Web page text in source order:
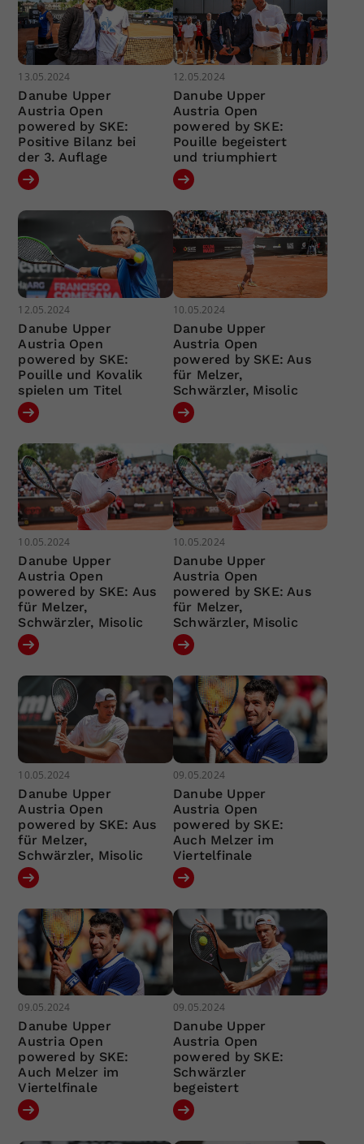
13.05.2024
Danube Upper
Austria Open
powered by SKE:
Positive Bilanz bei
der 3. Auflage
12.05.2024
Danube Upper
Austria Open
powered by SKE:
Pouille begeistert
und triumphiert
12.05.2024
Danube Upper
Austria Open
powered by SKE:
Pouille und Kovalik
spielen um Titel
10.05.2024
Danube Upper
Austria Open
powered by SKE: Aus
für Melzer,
Schwärzler, Misolic
10.05.2024
Danube Upper
Austria Open
powered by SKE: Aus
für Melzer,
Schwärzler, Misolic
10.05.2024
Danube Upper
Austria Open
powered by SKE: Aus
für Melzer,
Schwärzler, Misolic
10.05.2024
Danube Upper
Austria Open
powered by SKE: Aus
für Melzer,
Schwärzler, Misolic
09.05.2024
Danube Upper
Austria Open
powered by SKE:
Auch Melzer im
Viertelfinale
09.05.2024
Danube Upper
Austria Open
powered by SKE:
Auch Melzer im
Viertelfinale
09.05.2024
Danube Upper
Austria Open
powered by SKE:
Schwärzler
begeistert